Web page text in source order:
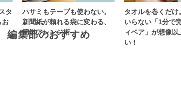
タ
お
ハサミもテープも使わない。
新聞紙が頼れる袋に変わる、
簡単アレンジ術
タオルを巻くだけ
いらない「1分で
ィベア」が想像
い！
編集部のおすすめ